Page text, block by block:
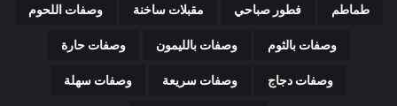
طماطم فطور صباحي مقبلات ساخنة وصفات اللحوم
وصفات بالثوم وصفات بالليمون وصفات حارة
وصفات دجاج وصفات سريعة وصفات سهلة